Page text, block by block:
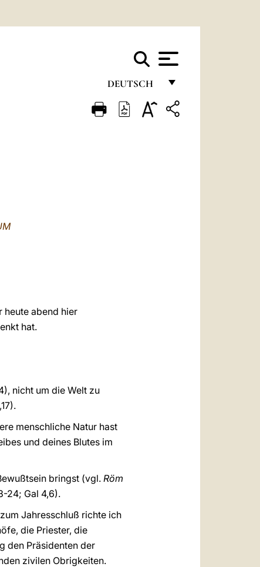
DEUTSCH
FRANÇAIS
heute abend hier
hat.
nicht um die Welt zu
menschliche Natur hast
und deines Blutes im
bringst (vgl. Röm
24; Gal 4,6).
Jahresschluß richte ich
die Priester, die
den Präsidenten der
zivilen Obrigkeiten.